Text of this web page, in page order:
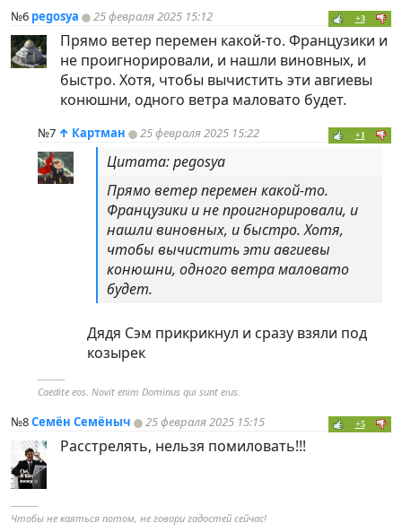
№6 pegosya 25 февраля 2025 15:12 +3
Прямо ветер перемен какой-то. Французики и
не проигнорировали, и нашли виновных, и
быстро. Хотя, чтобы вычистить эти авгиевы
конюшни, одного ветра маловато будет.
№7 ↑ Картман 25 февраля 2025 15:22 +1
Цитата: pegosya
Прямо ветер перемен какой-то.
Французики и не проигнорировали, и
нашли виновных, и быстро. Хотя,
чтобы вычистить эти авгиевы
конюшни, одного ветра маловато
будет.
Дядя Сэм прикрикнул и сразу взяли под
козырек
----------
Caedite eos. Novit enim Dominus qui sunt eius.
№8Семён Семёныч 25 февраля 2025 15:15 +5
Расстрелять, нельзя помиловать!!!
----------
Чтобы не каяться потом, не говори гадостей сейчас!